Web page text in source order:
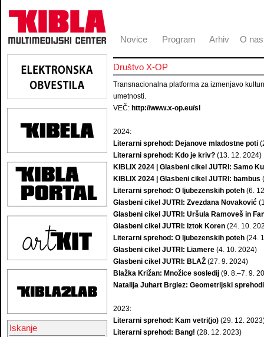
Novice Program Arhiv O nas
Iskanje
Društvo X-OP
Transnacionalna platforma za izmenjavo
umetnosti.
VEČ: http://www.x-op.eu/sl
2024:
Literarni sprehod: Dejanove mladostne poti
Literarni sprehod: Kdo je kriv? (13. 12. 2024)
KIBLIX 2024 | Glasbeni cikel JUTRI: Samo
KIBLIX 2024 | Glasbeni cikel JUTRI: bambus
Literarni sprehod: O ljubezenskih poteh (6.
Glasbeni cikel JUTRI: Zvezdana Novaković
Glasbeni cikel JUTRI: Uršula Ramoveš in
Glasbeni cikel JUTRI: Iztok Koren (24. 10.
Literarni sprehod: O ljubezenskih poteh (24.
Glasbeni cikel JUTRI: Liamere (4. 10. 2024)
Glasbeni cikel JUTRI: BLAŽ (27. 9. 2024)
Blažka Križan: Množice sosledij (9. 8.–7. 9.
Natalija Juhart Brglez: Geometrijski
2023:
Literarni sprehod: Kam vetri(jo) (29. 12.
Literarni sprehod: Bang! (28. 12. 2023)